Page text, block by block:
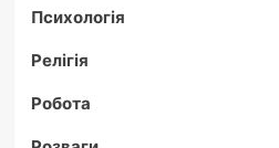
Психологія
Релігія
Робота